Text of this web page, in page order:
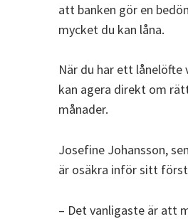
att banken gör en
mycket du kan låna.
När du har ett lånelöfte
kan agera direkt om
månader.
Josefine Johansson,
är osäkra inför sitt
– Det vanligaste är att